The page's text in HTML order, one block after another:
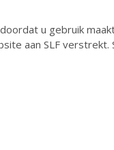
u gebruik
aan SLF